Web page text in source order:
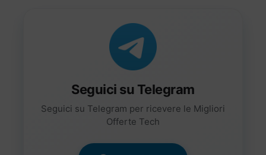
Seguici su Telegram
Seguici su Telegram per ricevere le Migliori
Offerte Tech